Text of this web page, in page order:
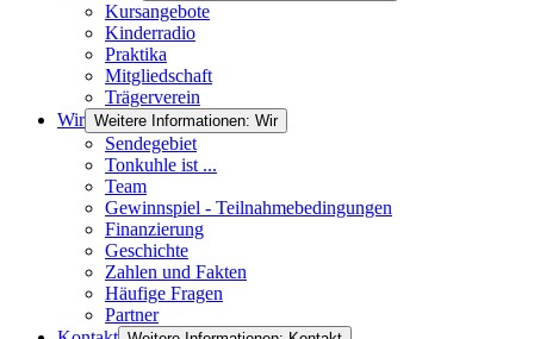
Kursangebote
Kinderradio
Praktika
Mitgliedschaft
Trägerverein
Wir Weitere Informationen: Wir
Sendegebiet
Tonkuhle ist ...
Team
Gewinnspiel - Teilnahmebedingungen
Finanzierung
Geschichte
Zahlen und Fakten
Häufige Fragen
Partner